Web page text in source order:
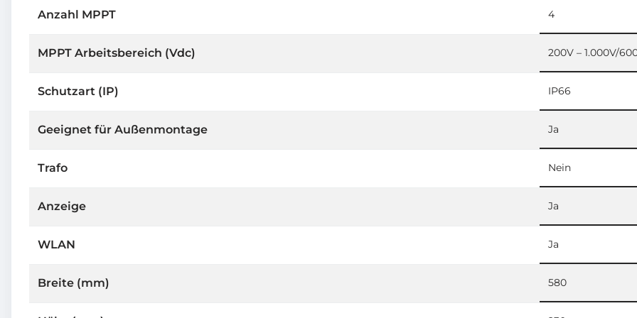
Anzahl MPPT 4
MPPT Arbeitsbereich (Vdc) 200V – 1.000V/
Schutzart (IP) IP66
Geeignet für Außenmontage Ja
Trafo Nein
Anzeige Ja
WLAN Ja
Breite (mm) 580